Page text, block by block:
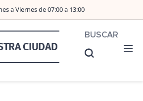
a Viernes de 07:00 a 13:00
CIUDAD
BUSCAR